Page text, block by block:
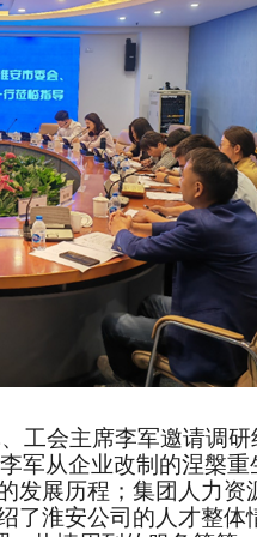
工会主席李军邀请调
军从企业改制的涅槃
发展历程；集团人力
了淮安公司的人才整体